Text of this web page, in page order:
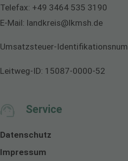
Telefax: +49 3464 535 3190
E-Mail: landkreis@lkmsh.de
Umsatzsteuer-
Leitweg-ID: 15087-0000-52
Service
Datenschutz
Impressum